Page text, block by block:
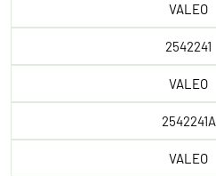
VALEO
2542241
VALEO
2542241A
VALEO